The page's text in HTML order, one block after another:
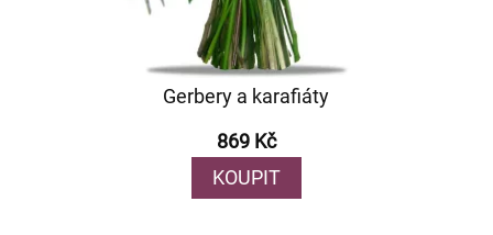
Gerbery a karafiáty
869 Kč
KOUPIT